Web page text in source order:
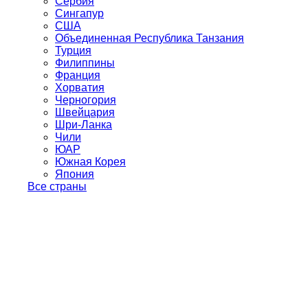
Сингапур
США
Объединенная Республика Танзания
Турция
Филиппины
Франция
Хорватия
Черногория
Швейцария
Шри-Ланка
Чили
ЮАР
Южная Корея
Япония
Все страны